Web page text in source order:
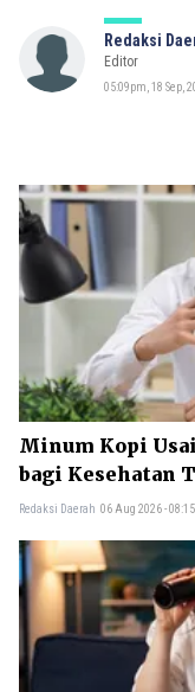
Redaksi
Editor
05:09pm, 18 Sep,
Minum Kopi
bagi Kesehatan
Redaksi Daerah 06 Aug 2026 -